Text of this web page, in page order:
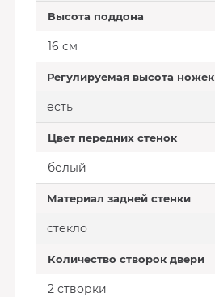
Высота поддона
16 см
Регулируемая высота ножек
есть
Цвет передних стенок
белый
Материал задней стенки
стекло
Количество створок двери
2 створки